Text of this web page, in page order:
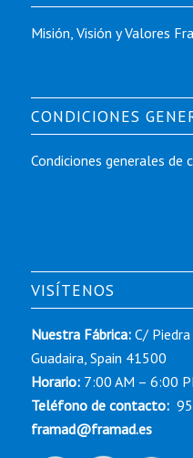
Misión, Visión y Valores
CONDICIONES
Condiciones generales de
VISÍTENOS
Nuestra Fábrica:C/ Piedra
Guadaira, Spain 41500
Horario: 7:00 AM – 6:00
Teléfono de contacto:
framad@framad.es